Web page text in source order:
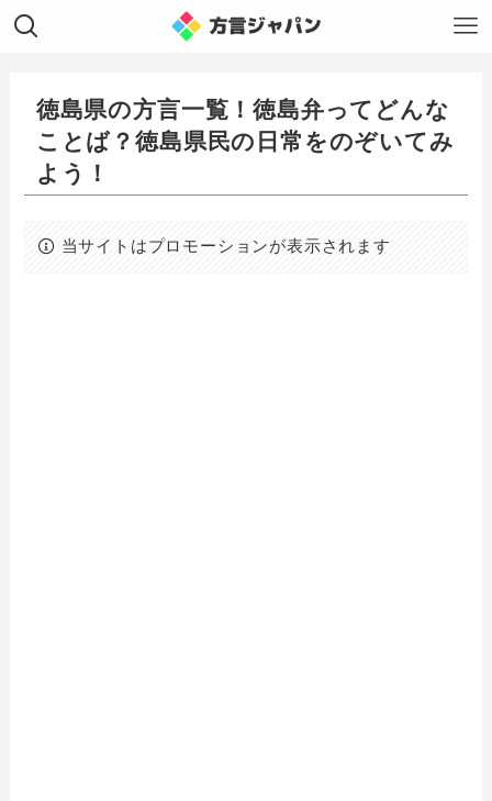
徳島県の方言一覧！徳島弁ってどんな
ことば？徳島県民の日常をのぞいてみ
よう！
当サイトはプロモーションが表示されます